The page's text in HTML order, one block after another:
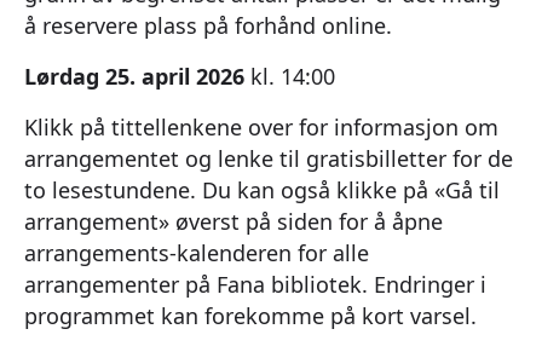
å reservere plass på forhånd online.
Lørdag 25. april 2026 kl. 14:00
Klikk på tittellenkene over for informasjon om
arrangementet og lenke til gratisbilletter for de
to lesestundene. Du kan også klikke på «Gå til
arrangement» øverst på siden for å åpne
arrangements-kalenderen for alle
arrangementer på Fana bibliotek. Endringer i
programmet kan forekomme på kort varsel.